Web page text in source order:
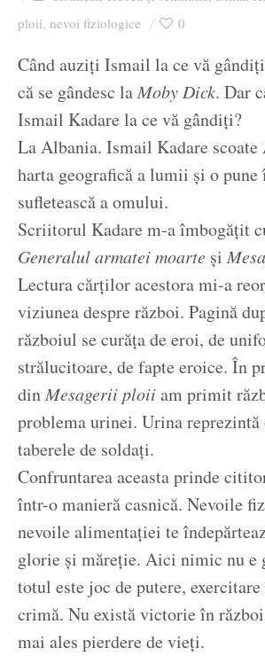
Ziua
ploii, nevoi fiziologice 0
Când auziți Ismail la ce vă
că se gândesc laMoby Dick. Dar
Ismail Kadare la ce vă gândiți?
La Albania. Ismail Kadare scoate
harta geografică a lumii și o
sufletească a omului.
Scriitorul Kadare m-a îmbogățit
Generalul armatei moarte și
Lectura cărților acestora mi-a
viziunea despre război. Pagină
războiul se curăța de eroi, de
strălucitoare, de fapte eroice. În
dinMesagerii ploiiam primit
problema urinei. Urina
taberele de soldați.
Confruntarea aceasta prinde
într-o manieră casnică. Nevoile
nevoile alimentației te
glorie și măreție. Aici nimic nu e
totul este joc de putere,
crimă. Nu există victorie în
mai ales pierdere de vieți.